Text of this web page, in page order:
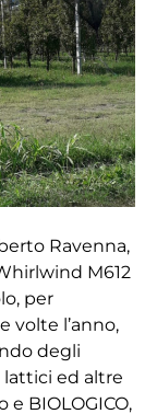
Ravenna,
M612
per
volte l’anno,
degli
lattici ed altre
BIOLOGICO,